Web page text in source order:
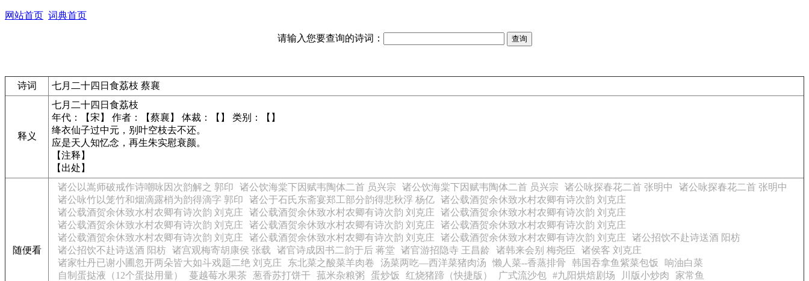
网站首页 词典首页
请输入您要查询的诗词：
诗词 七月二十四日食荔枝 蔡襄
释义
七月二十四日食荔枝
年代：【宋】 作者：【蔡襄】 体裁：【】 类别：【】
绛衣仙子过中元，别叶空枝去不还。
应是天人知忆念，再生朱实慰衰颜。
【注释】
【出处】
随便看
诸公以嵩师破戒作诗嘲咏因次韵解之 郭印 诸公饮海棠下因赋韦陶体二首 员兴宗 诸公饮海棠下因赋韦陶体二首 员兴宗 诸公咏探春花二首 张明中
诸公咏探春花二首 张明中
诸公咏竹以笼竹和烟滴露梢为韵得滴字 郭印
诸公于石氏东斋宴郑工部分韵得悲秋浮 杨亿 诸公载酒贺余休致水村农卿有诗次韵 刘克庄
诸公载酒贺余休致水村农卿有诗次韵 刘克庄
诸公载酒贺余休致水村农卿有诗次韵 刘克庄
诸公载酒贺余休致水村农卿有诗次韵 刘克庄
诸公载酒贺余休致水村农卿有诗次韵 刘克庄
诸公载酒贺余休致水村农卿有诗次韵 刘克庄
诸公载酒贺余休致水村农卿有诗次韵 刘克庄
诸公载酒贺余休致水村农卿有诗次韵 刘克庄
诸公载酒贺余休致水村农卿有诗次韵 刘克庄 诸公载酒贺余休致水村农卿有诗次韵 刘克庄
诸公招饮不赴诗送酒 阳枋
诸公招饮不赴诗送酒 阳枋 诸宫观梅寄胡康侯 张载 诸官诗成因书二韵于后 蒋堂 诸官游招隐寺 王昌龄 诸韩来会别 梅尧臣
诸侯客 刘克庄
诸家牡丹已谢小圃忽开两朵皆大如斗戏题二绝 刘克庄
东北菜之酸菜羊肉卷 汤菜两吃—西洋菜猪肉汤 懒人菜--香蒸排骨 韩国吞拿鱼紫菜包饭
响油白菜
自制蛋挞液（12个蛋挞用量）
蔓越莓水果茶 葱香苏打饼干 菰米杂粮粥 蛋炒饭 红烧猪蹄（快捷版） 广式流沙包 #九阳烘焙剧场 川版小炒肉
家常鱼